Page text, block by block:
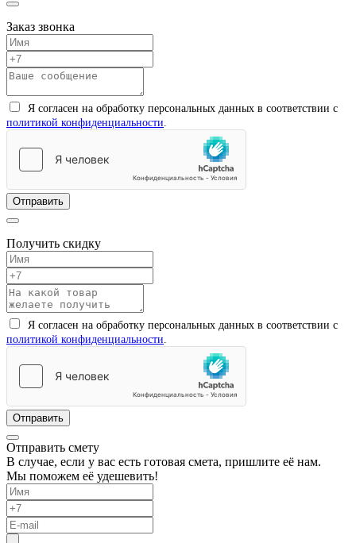
Заказ звонка
Я согласен на обработку персональных данных в соответствии с
политикой конфиденциальности
Получить скидку
Я согласен на обработку персональных данных в соответствии с
политикой конфиденциальности
Отправить смету
В случае, если у вас есть готовая смета, пришлите её нам.
Мы поможем её удешевить!